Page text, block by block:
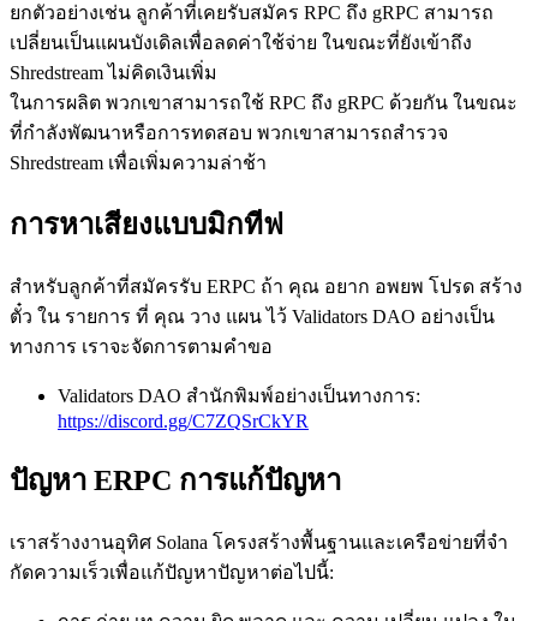
ยกตัวอย่างเช่น ลูกค้าที่เคยรับสมัคร RPC ถึง gRPC สามารถ
เปลี่ยนเป็นแผนบังเดิลเพื่อลดค่าใช้จ่าย ในขณะที่ยังเข้าถึง
Shredstream ไม่คิดเงินเพิ่ม
ในการผลิต พวกเขาสามารถใช้ RPC ถึง gRPC ด้วยกัน ในขณะ
ที่กําลังพัฒนาหรือการทดสอบ พวกเขาสามารถสํารวจ
Shredstream เพื่อเพิ่มความล่าช้า
การหาเสียงแบบมิกทีฟ
สําหรับลูกค้าที่สมัครรับ ERPC ถ้า คุณ อยาก อพยพ โปรด สร้าง
ตั๋ว ใน รายการ ที่ คุณ วาง แผน ไว้ Validators DAO อย่างเป็น
ทางการ เราจะจัดการตามคําขอ
Validators DAO สํานักพิมพ์อย่างเป็นทางการ:
https://discord.gg/C7ZQSrCkYR
ปัญหา ERPC การแก้ปัญหา
เราสร้างงานอุทิศ Solana โครงสร้างพื้นฐานและเครือข่ายที่จํา
กัดความเร็วเพื่อแก้ปัญหาปัญหาต่อไปนี้: